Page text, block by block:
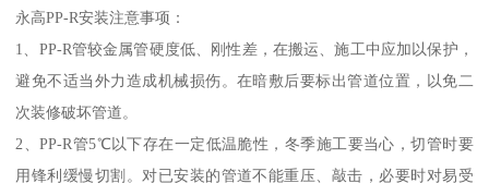
永高PP-R安装注意事项：
1、PP-R管较金属管硬度低、刚性差，在搬运、施工中应加以保护，
避免不适当外力造成机械损伤。在暗敷后要标出管道位置，以免二
次装修破坏管道。
2、PP-R管5℃以下存在一定低温脆性，冬季施工要当心，切管时要
用锋利缓慢切割。对已安装的管道不能重压、敲击，必要时对易受